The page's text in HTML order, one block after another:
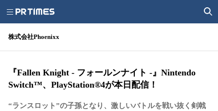
株式会社Phoenixx
『Fallen Knight - フォールンナイト -』Nintendo
Switch™、PlayStation®4が本日配信！
“ランスロット”の子孫となり、激しいバトルを戦い抜く剣戟